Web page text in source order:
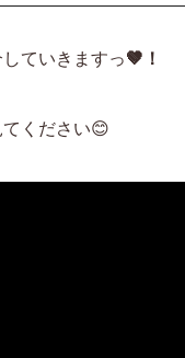
ていきますっ🤎！
ください😊